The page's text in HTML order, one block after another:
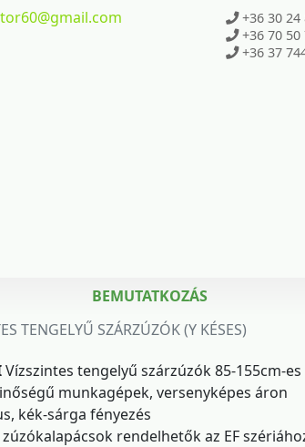
@gmail.com
+36 30 24
+36 70 50
+36 37
BEMUTATKOZÁS
TENGELYŰ SZÁRZÚZÓK (Y KÉSES)
Vízszintes tengelyű szárzúzók 85-155cm-
munkagépek, versenyképes áron
kék-sárga fényezés
rendelhetők az EF